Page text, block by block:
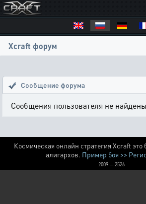
Xcraft форум
Сообщение форума
Сообщения пользователя не
Космическая онлайн стратегия Xcraft это
алигархов. Пример боя >>
2009 — 2526